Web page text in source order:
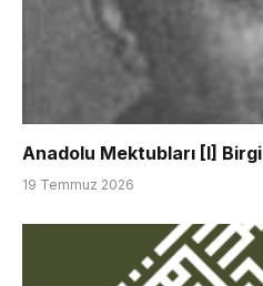
Anadolu Mektubları [I] Birgi
19 Temmuz 2026